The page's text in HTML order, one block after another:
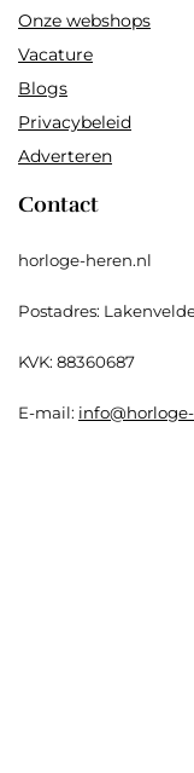
Onze webshops
Vacature
Blogs
Privacybeleid
Adverteren
Contact
horloge-heren.nl
Postadres:
KVK: 88360687
E-mail: